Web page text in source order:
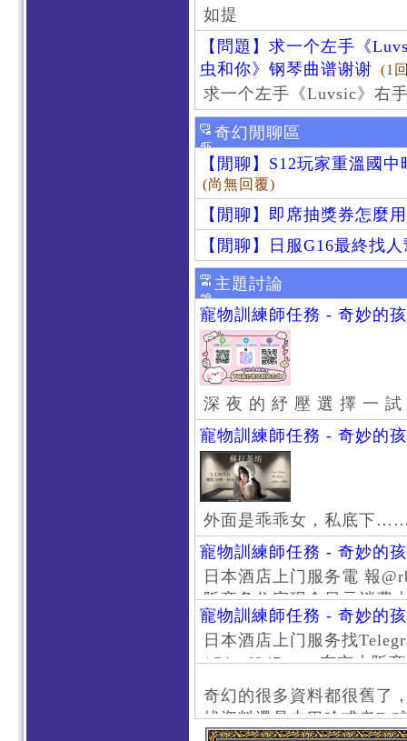
如提
【問題】求一个左手《
虫和你》钢琴曲谱谢谢 (1
求一个左手《Luvsic》右
奇幻閒聊區
【閒聊】S12玩家重溫國
(尚無回覆)
【閒聊】即席抽獎券怎麼
【閒聊】日服G16最終找
主題討論
寵物訓練師任務 - 奇妙的
深 夜 的 紓 壓 選 擇 一
寵物訓練師任務 - 奇妙的
外面是乖乖女，私底下
寵物訓練師任務 - 奇妙的
日本酒店上门服务電 報
阪商务住宅现金日元消费
京风俗 #大阪风俗 #东京
上门服务新宿风俗 #梅田
#日本萝莉 #大阪萝莉 #日
寵物訓練師任務 - 奇妙的
日本酒店上门服务找
/@jptd847utpp 东京大阪
京旅游 #大阪旅游 #东京
东京上门服务 #大阪上门
心斋桥风俗 #日本女孩 #
奇幻的很多資料都很舊了
找資料還是去巴哈或者